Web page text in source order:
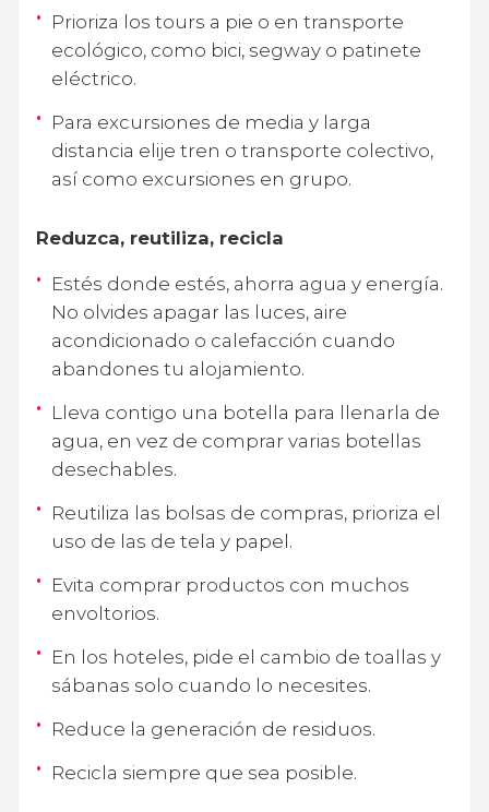
Prioriza los tours a pie o en transporte
ecológico, como bici, segway o patinete
eléctrico.
Para excursiones de media y larga
distancia elije tren o transporte colectivo,
así como excursiones en grupo.
Reduzca, reutiliza, recicla
Estés donde estés, ahorra agua y energía.
No olvides apagar las luces, aire
acondicionado o calefacción cuando
abandones tu alojamiento.
Lleva contigo una botella para llenarla de
agua, en vez de comprar varias botellas
desechables.
Reutiliza las bolsas de compras, prioriza el
uso de las de tela y papel.
Evita comprar productos con muchos
envoltorios.
En los hoteles, pide el cambio de toallas y
sábanas solo cuando lo necesites.
Reduce la generación de residuos.
Recicla siempre que sea posible.